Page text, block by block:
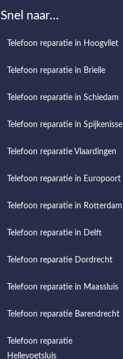
Snel naar…
Telefoon reparatie in Hoogvliet
Telefoon reparatie in Brielle
Telefoon reparatie in Schiedam
Telefoon reparatie in Spijkenisse
Telefoon reparatie Vlaardingen
Telefoon reparatie in Europoort
Telefoon reparatie in Rotterdam
Telefoon reparatie in Delft
Telefoon reparatie Dordrecht
Telefoon reparatie in Maassluis
Telefoon reparatie Barendrecht
Telefoon reparatie
Hellevoetsluis